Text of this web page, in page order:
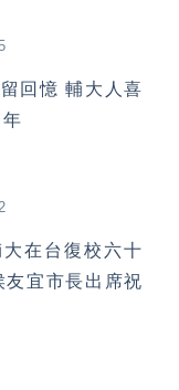
回憶 輔大人喜
在台復校六十
友宜市長出席祝